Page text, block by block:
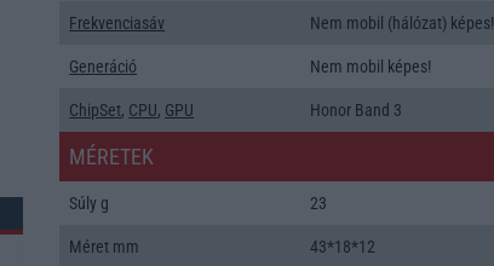
Frekvenciasáv Nem mobil (hálózat) képes!
Generáció Nem mobil képes!
ChipSet, CPU, GPU Honor Band 3
MÉRETEK
Súly g 23
Méret mm 43*18*12